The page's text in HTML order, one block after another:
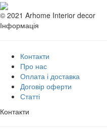
© 2021 Arhome Interior decor
Інформація
Контакти
Про нас
Оплата і доставка
Договір оферти
Статті
Контакти